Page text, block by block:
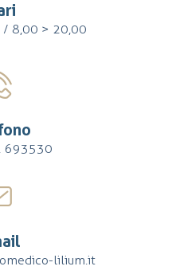
/ 8,00 > 20,00
693530
lilium.it